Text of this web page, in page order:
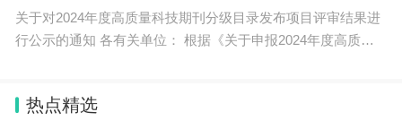
关于对2024年度高质量科技期刊分级目录发布项目评审结果进
行公示的通知 各有关单位： 根据《关于申报2024年度高质量
热点精选